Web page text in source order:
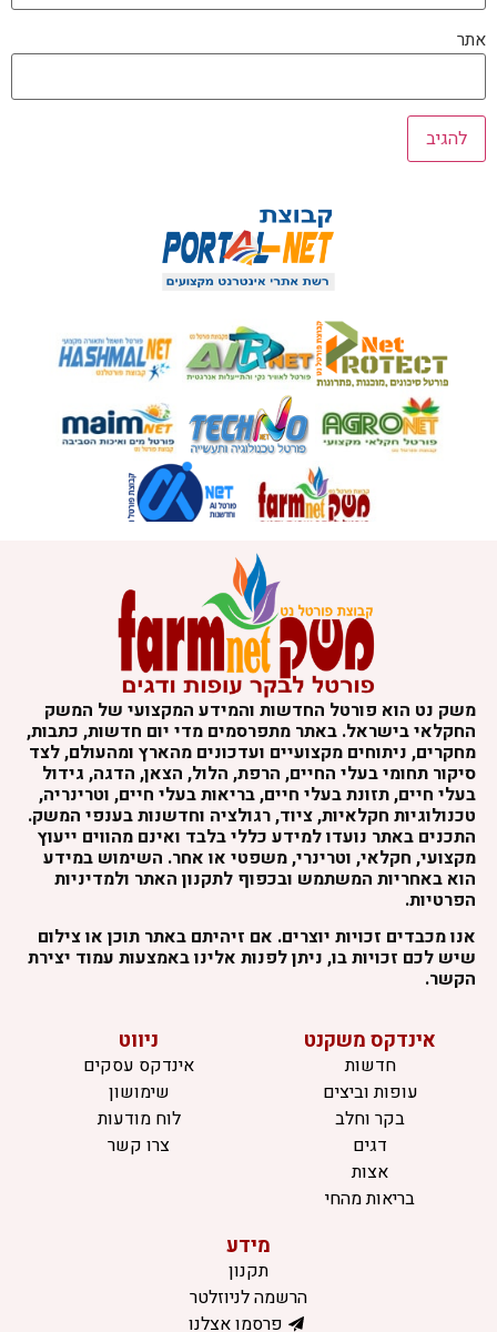
אתר
משק נט הוא פורטל החדשות והמידע המקצועי של המשק
החקלאי בישראל. באתר מתפרסמים מדי יום חדשות, כתבות,
מחקרים, ניתוחים מקצועיים ועדכונים מהארץ ומהעולם, לצד
סיקור תחומי בעלי החיים, הרפת, הלול, הצאן, הדגה, גידול
בעלי חיים, תזונת בעלי חיים, בריאות בעלי חיים, וטרינריה,
טכנולוגיות חקלאיות, ציוד, רגולציה וחדשנות בענפי המשק.
התכנים באתר נועדו למידע כללי בלבד ואינם מהווים ייעוץ
מקצועי, חקלאי, וטרינרי, משפטי או אחר. השימוש במידע
הוא באחריות המשתמש ובכפוף לתקנון האתר ולמדיניות
הפרטיות.
אנו מכבדים זכויות יוצרים. אם זיהיתם באתר תוכן או צילום
שיש לכם זכויות בו, ניתן לפנות אלינו באמצעות עמוד יצירת
הקשר.
אינדקס משקנט
חדשות
עופות וביצים
בקר וחלב
דגים
אצות
בריאות מהחי
ניווט
אינדקס עסקים
שימושון
לוח מודעות
צרו קשר
מידע
תקנון
הרשמה לניוזלטר
פרסמו אצלנו